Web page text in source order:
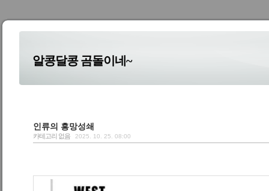
알콩달콩 곰돌이네~
인류의 흥망성쇄
카테고리 없음 2025. 10. 25. 08:00